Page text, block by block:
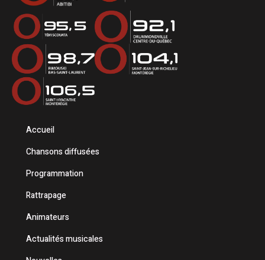
Accueil
Chansons diffusées
Programmation
Rattrapage
Animateurs
Actualités musicales